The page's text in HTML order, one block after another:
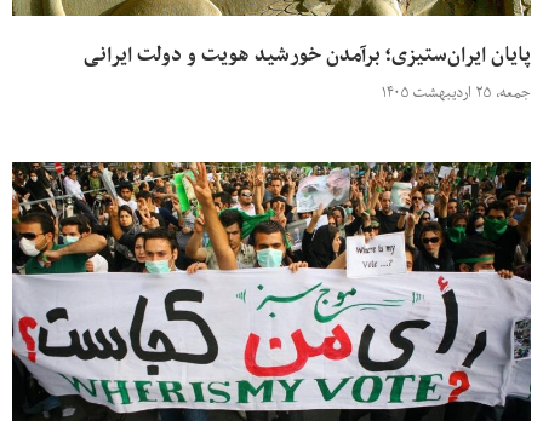
پایان ایران‌ستیزی؛ برآمدن خورشید هویت و دولت ایرانی
جمعه، ۲۵ اردیبهشت ۱۴۰۵